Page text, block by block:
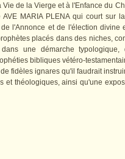
de la Vierge et à l'Enfance du
MARIA PLENA qui court sur
l'Annonce et de l'élection divine
placés dans des niches,
une démarche
bibliques vétéro-
fidèles ignares qu'il faudrait
et théologiques, ainsi qu'une